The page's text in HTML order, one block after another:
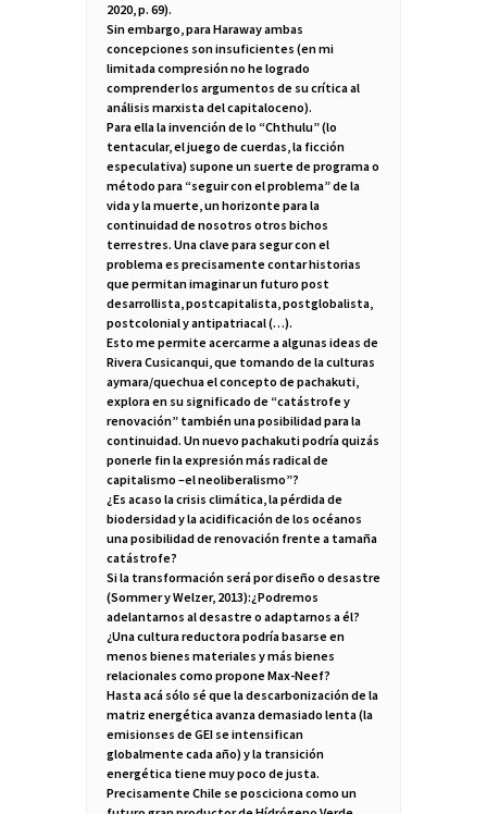
2020, p. 69).
Sin embargo, para Haraway ambas
concepciones son insuficientes (en mi
limitada compresión no he logrado
comprender los argumentos de su crítica al
análisis marxista del capitaloceno).
Para ella la invención de lo “Chthulu” (lo
tentacular, el juego de cuerdas, la ficción
especulativa) supone un suerte de programa o
método para “seguir con el problema” de la
vida y la muerte, un horizonte para la
continuidad de nosotros otros bichos
terrestres. Una clave para segur con el
problema es precisamente contar historias
que permitan imaginar un futuro post
desarrollista, postcapitalista, postglobalista,
postcolonial y antipatriacal (…).
Esto me permite acercarme a algunas ideas de
Rivera Cusicanqui, que tomando de la culturas
aymara/quechua el concepto de pachakuti,
explora en su significado de “catástrofe y
renovación” también una posibilidad para la
continuidad. Un nuevo pachakuti podría quizás
ponerle fin la expresión más radical de
capitalismo –el neoliberalismo”?
¿Es acaso la crisis climática, la pérdida de
biodersidad y la acidificación de los océanos
una posibilidad de renovación frente a tamaña
catástrofe?
Si la transformación será por diseño o desastre
(Sommer y Welzer, 2013):¿Podremos
adelantarnos al desastre o adaptarnos a él?
¿Una cultura reductora podría basarse en
menos bienes materiales y más bienes
relacionales como propone Max-Neef?
Hasta acá sólo sé que la descarbonización de la
matriz energética avanza demasiado lenta (la
emisionses de GEI se intensifican
globalmente cada año) y la transición
energética tiene muy poco de justa.
Precisamente Chile se posciciona como un